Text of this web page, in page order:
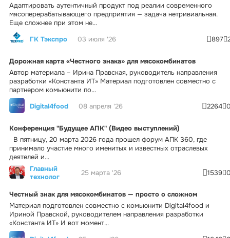
Адаптировать аутентичный продукт под реалии современного
мясоперерабатывающего предприятия — задача нетривиальная.
Еще сложнее при этом не...
ГК Тэкспро
03 июля '26 897
Дорожная карта «Честного знака» для мясокомбинатов
Автор материала – Ирина Правская, руководитель направления
разработки «Константа ИТ» Материал подготовлен совместно с
партнером комьюнити по...
Digital4food
08 апреля '26 2264
Конференция "Будущее АПК" (Видео выступлений)
В пятницу, 20 марта 2026 года прошел форум АПК 360, где
принимало участие много именитых и известных отраслевых
деятелей и...
Главный
технолог
25 марта '26 1539
Честный знак для мясокомбинатов — просто о сложном
Материал подготовлен совместно с комьюнити Digital4food и
Ириной Правской, руководителем направления разработки
«Константа ИТ» И вот момент...